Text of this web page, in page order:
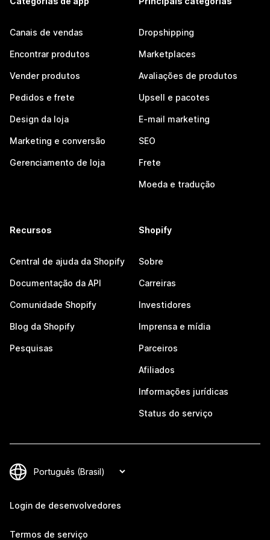
Canais de vendas
Encontrar produtos
Vender produtos
Pedidos e frete
Design da loja
Marketing e conversão
Gerenciamento de loja
Dropshipping
Marketplaces
Avaliações de produtos
Upsell e pacotes
E-mail marketing
SEO
Frete
Moeda e tradução
Recursos
Central de ajuda da Shopify
Documentação da API
Comunidade Shopify
Blog da Shopify
Pesquisas
Shopify
Sobre
Carreiras
Investidores
Imprensa e mídia
Parceiros
Afiliados
Informações jurídicas
Status do serviço
Login de desenvolvedores
Termos de serviço